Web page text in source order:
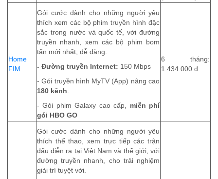
Home
FIM
Gói cước dành cho những người yêu
thích xem các bộ phim truyền hình đặc
sắc trong nước và quốc tế, với đường
truyền nhanh, xem các bộ phim bom
tấn mới nhất, dễ dàng.
- Đường truyền Internet: 150 Mbps
- Gói truyền hình MyTV (App) nâng cao
180 kênh.
- Gói phim Galaxy cao cấp, miễn phí
gói HBO GO
6 tháng:
1.434.000 đ
Gói cước dành cho những người yêu
thích thể thao, xem trực tiếp các trận
đấu diễn ra tại Việt Nam và thế giới, với
đường truyền nhanh, cho trải nghiệm
giải trí tuyệt vời.